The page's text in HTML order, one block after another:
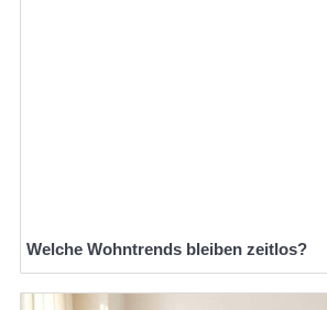
Welche Wohntrends bleiben zeitlos?